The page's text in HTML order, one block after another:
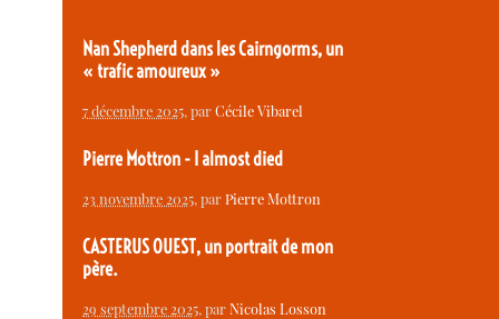
Nan Shepherd dans les Cairngorms, un
« trafic amoureux »
7 décembre 2025, parCécile Vibarel
Pierre Mottron - I almost died
23 novembre 2025, parPierre Mottron
CASTERUS OUEST, un portrait de mon
père.
29 septembre 2025, parNicolas Losson